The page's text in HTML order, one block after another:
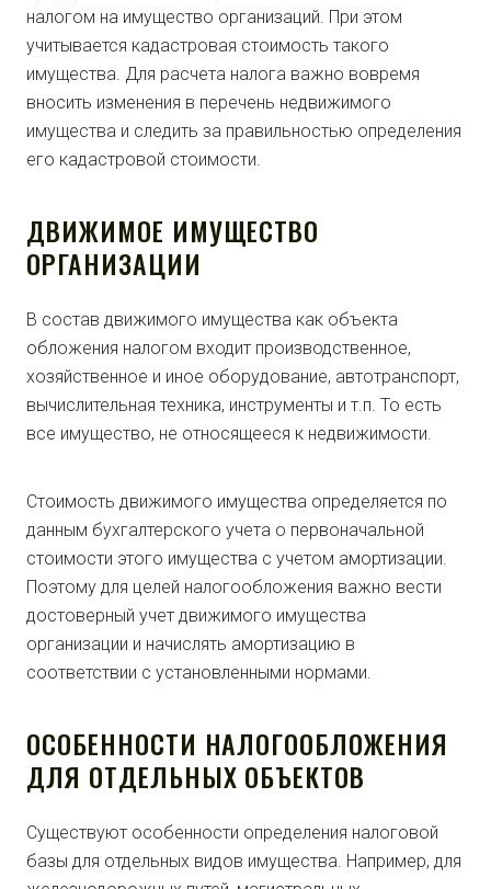
налогом на имущество организаций. При этом
учитывается кадастровая стоимость такого
имущества. Для расчета налога важно вовремя
вносить изменения в перечень недвижимого
имущества и следить за правильностью определения
его кадастровой стоимости.
ДВИЖИМОЕ ИМУЩЕСТВО
ОРГАНИЗАЦИИ
В состав движимого имущества как объекта
обложения налогом входит производственное,
хозяйственное и иное оборудование, автотранспорт,
вычислительная техника, инструменты и т.п. То есть
все имущество, не относящееся к недвижимости.
Стоимость движимого имущества определяется по
данным бухгалтерского учета о первоначальной
стоимости этого имущества с учетом амортизации.
Поэтому для целей налогообложения важно вести
достоверный учет движимого имущества
организации и начислять амортизацию в
соответствии с установленными нормами.
ОСОБЕННОСТИ НАЛОГООБЛОЖЕНИЯ
ДЛЯ ОТДЕЛЬНЫХ ОБЪЕКТОВ
Существуют особенности определения налоговой
базы для отдельных видов имущества. Например, для